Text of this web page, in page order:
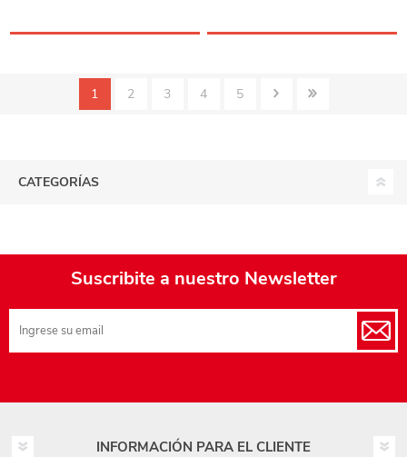
1 2 3 4 5
CATEGORÍAS
Suscribite a nuestro Newsletter
INFORMACIÓN PARA EL CLIENTE